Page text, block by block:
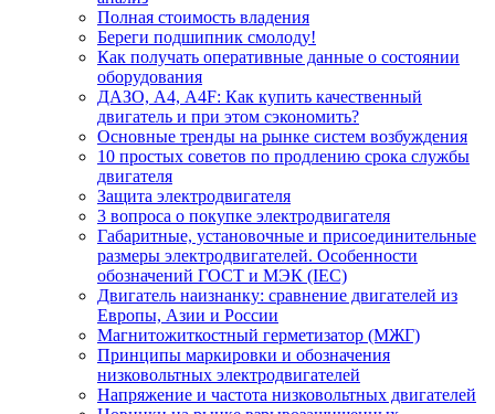
Полная стоимость владения
Береги подшипник смолоду!
Как получать оперативные данные о состоянии
оборудования
ДАЗО, А4, А4F: Как купить качественный
двигатель и при этом сэкономить?
Основные тренды на рынке систем возбуждения
10 простых советов по продлению срока службы
двигателя
Защита электродвигателя
3 вопроса о покупке электродвигателя
Габаритные, установочные и присоединительные
размеры электродвигателей. Особенности
обозначений ГОСТ и МЭК (IEC)
Двигатель наизнанку: сравнение двигателей из
Европы, Азии и России
Магнитожиткостный герметизатор (МЖГ)
Принципы маркировки и обозначения
низковольтных электродвигателей
Напряжение и частота низковольтных двигателей